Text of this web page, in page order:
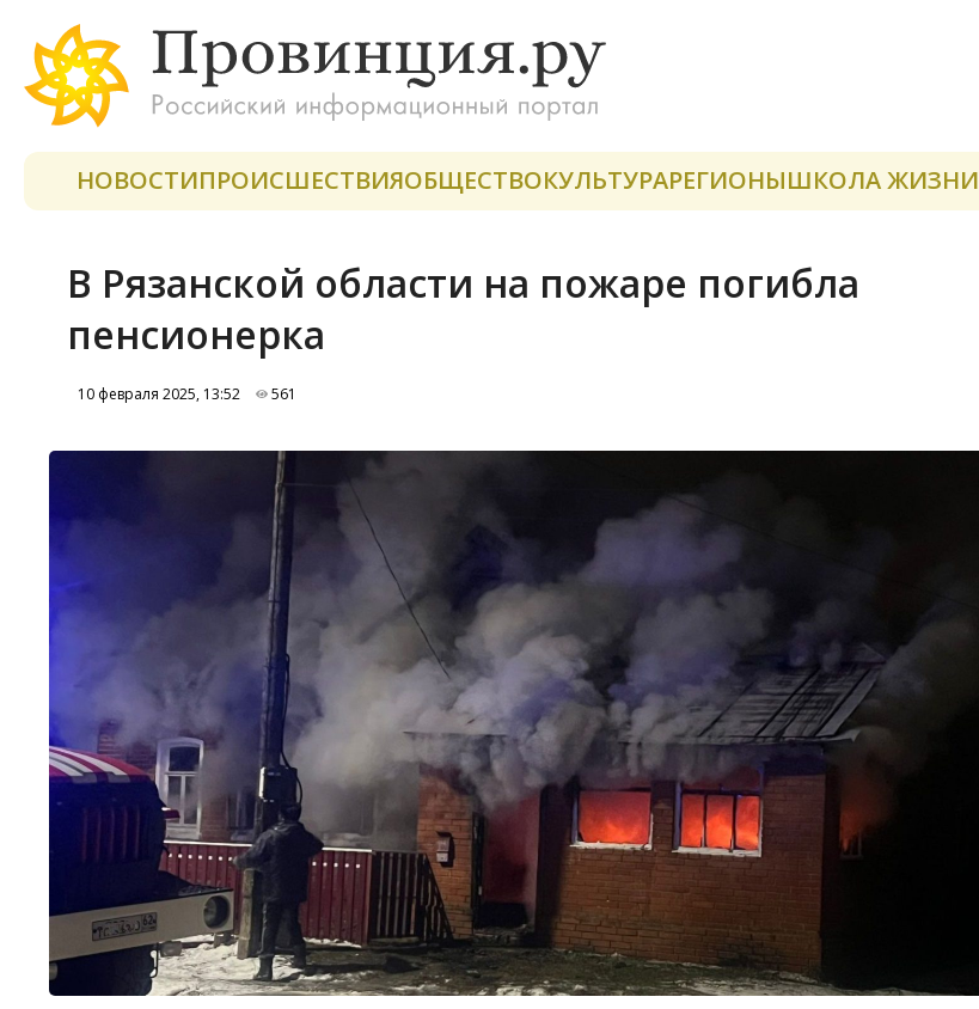
НОВОСТИПРОИСШЕСТВИЯОБЩЕСТВОКУЛЬТУРАРЕГИОНЫШКОЛА ЖИЗНИ
В Рязанской области на пожаре погибла
пенсионерка
10 февраля 2025, 13:52 561